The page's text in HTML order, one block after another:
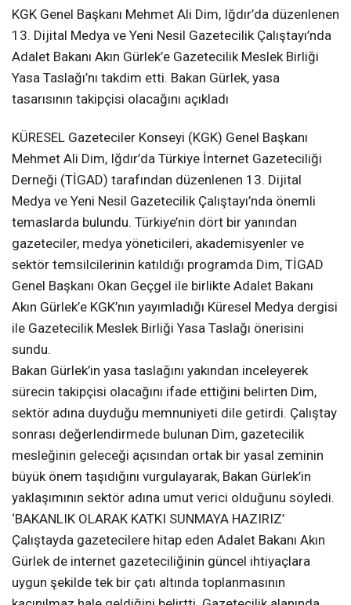
KGK Genel Başkanı Mehmet Ali Dim, Iğdır’da düzenlenen
13. Dijital Medya ve Yeni Nesil Gazetecilik Çalıştayı’nda
Adalet Bakanı Akın Gürlek’e Gazetecilik Meslek Birliği
Yasa Taslağı’nı takdim etti. Bakan Gürlek, yasa
tasarısının takipçisi olacağını açıkladı
KÜRESEL Gazeteciler Konseyi (KGK) Genel Başkanı
Mehmet Ali Dim, Iğdır’da Türkiye İnternet Gazeteciliği
Derneği (TİGAD) tarafından düzenlenen 13. Dijital
Medya ve Yeni Nesil Gazetecilik Çalıştayı’nda önemli
temaslarda bulundu. Türkiye’nin dört bir yanından
gazeteciler, medya yöneticileri, akademisyenler ve
sektör temsilcilerinin katıldığı programda Dim, TİGAD
Genel Başkanı Okan Geçgel ile birlikte Adalet Bakanı
Akın Gürlek’e KGK’nın yayımladığı Küresel Medya dergisi
ile Gazetecilik Meslek Birliği Yasa Taslağı önerisini
sundu.
Bakan Gürlek’in yasa taslağını yakından inceleyerek
sürecin takipçisi olacağını ifade ettiğini belirten Dim,
sektör adına duyduğu memnuniyeti dile getirdi. Çalıştay
sonrası değerlendirmede bulunan Dim, gazetecilik
mesleğinin geleceği açısından ortak bir yasal zeminin
büyük önem taşıdığını vurgulayarak, Bakan Gürlek’in
yaklaşımının sektör adına umut verici olduğunu söyledi.
‘BAKANLIK OLARAK KATKI SUNMAYA HAZIRIZ’
Çalıştayda gazetecilere hitap eden Adalet Bakanı Akın
Gürlek de internet gazeteciliğinin güncel ihtiyaçlara
uygun şekilde tek bir çatı altında toplanmasının